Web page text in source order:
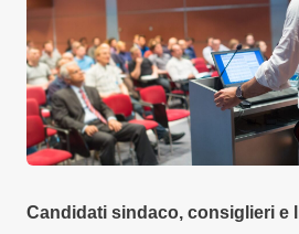
Candidati sindaco, consiglieri e